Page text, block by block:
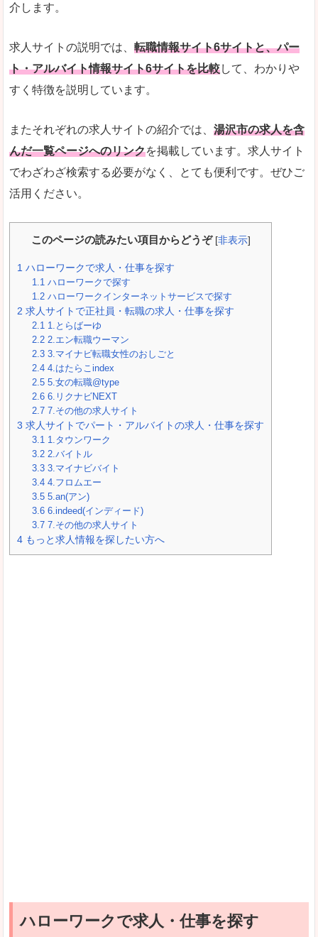
介します。
求人サイトの説明では、 転職情報サイト6サイトと、パー
ト・アルバイト情報サイト6サイトを比較して、わかりや
すく特徴を説明しています。
またそれぞれの求人サイトの紹介では、 湯沢市の求人を含
んだ一覧ページへのリンクを掲載しています。求人サイト
でわざわざ検索する必要がなく、とても便利です。ぜひご
活用ください。
このページの読みたい項目からどうぞ [非表示]
1 ハローワークで求人・仕事を探す
1.1 ハローワークで探す
1.2 ハローワークインターネットサービスで探す
2 求人サイトで正社員・転職の求人・仕事を探す
2.1 1.とらばーゆ
2.2 2.エン転職ウーマン
2.3 3.マイナビ転職女性のおしごと
2.4 4.はたらこindex
2.5 5.女の転職@type
2.6 6.リクナビNEXT
2.7 7.その他の求人サイト
3 求人サイトでパート・アルバイトの求人・仕事を探す
3.1 1.タウンワーク
3.2 2.バイトル
3.3 3.マイナビバイト
3.4 4.フロムエー
3.5 5.an(アン)
3.6 6.indeed(インディード)
3.7 7.その他の求人サイト
4 もっと求人情報を探したい方へ
ハローワークで求人・仕事を探す